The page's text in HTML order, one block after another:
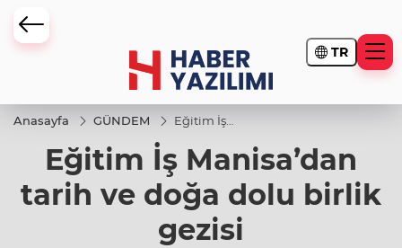
TR
Anasayfa GÜNDEM
Eğitim İş
tarih ve
doğa dolu
Eğitim İş Manisa’dan
tarih ve doğa dolu birlik
gezisi